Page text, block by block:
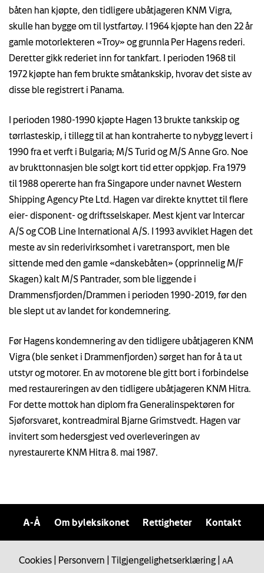
båten han kjøpte, den tidligere ubåtjageren KNM Vigra,
skulle han bygge om til lystfartøy. I 1964 kjøpte han den 22 år
gamle motorlekteren «Troy» og grunnla Per Hagens rederi.
Deretter gikk rederiet inn for tankfart. I perioden 1968 til
1972 kjøpte han fem brukte småtankskip, hvorav det siste av
disse ble registrert i Panama.
I perioden 1980-1990 kjøpte Hagen 13 brukte tankskip og
tørrlasteskip, i tillegg til at han kontraherte to nybygg levert i
1990 fra et verft i Bulgaria; M/S Turid og M/S Anne Gro. Noe
av brukttonnasjen ble solgt kort tid etter oppkjøp. Fra 1979
til 1988 opererte han fra Singapore under navnet Western
Shipping Agency Pte Ltd. Hagen var direkte knyttet til flere
eier- disponent- og driftsselskaper. Mest kjent var Intercar
A/S og COB Line International A/S. I 1993 avviklet Hagen det
meste av sin rederivirksomhet i varetransport, men ble
sittende med den gamle «danskebåten» (opprinnelig M/F
Skagen) kalt M/S Pantrader, som ble liggende i
Drammensfjorden/Drammen i perioden 1990-2019, før den
ble slept ut av landet for kondemnering.
Før Hagens kondemnering av den tidligere ubåtjageren KNM
Vigra (ble senket i Drammenfjorden) sørget han for å ta ut
utstyr og motorer. En av motorene ble gitt bort i forbindelse
med restaureringen av den tidligere ubåtjageren KNM Hitra.
For dette mottok han diplom fra Generalinspektøren for
Sjøforsvaret, kontreadmiral Bjarne Grimstvedt. Hagen var
invitert som hedersgjest ved overleveringen av
nyrestaurerte KNM Hitra 8. mai 1987.
A-Å Om byleksikonet Rettigheter Kontakt
Cookies Personvern Tilgjengelighetserklæring AA